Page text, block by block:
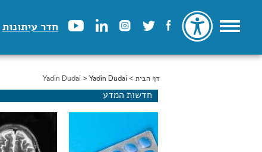
חדר עיתונות
הינך נמצא כאן
דף הבית >
Yadin Dudai > Yadin Dudai
חדשות המדע